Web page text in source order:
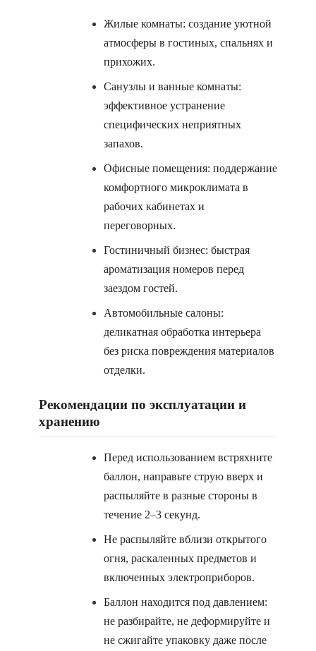
Жилые комнаты: создание уютной
атмосферы в гостиных, спальнях и
прихожих.
Санузлы и ванные комнаты:
эффективное устранение
специфических неприятных
запахов.
Офисные помещения: поддержание
комфортного микроклимата в
рабочих кабинетах и
переговорных.
Гостиничный бизнес: быстрая
ароматизация номеров перед
заездом гостей.
Автомобильные салоны:
деликатная обработка интерьера
без риска повреждения материалов
отделки.
Рекомендации по эксплуатации и
хранению
Перед использованием встряхните
баллон, направьте струю вверх и
распыляйте в разные стороны в
течение 2–3 секунд.
Не распыляйте вблизи открытого
огня, раскаленных предметов и
включенных электроприборов.
Баллон находится под давлением:
не разбирайте, не деформируйте и
не сжигайте упаковку даже после